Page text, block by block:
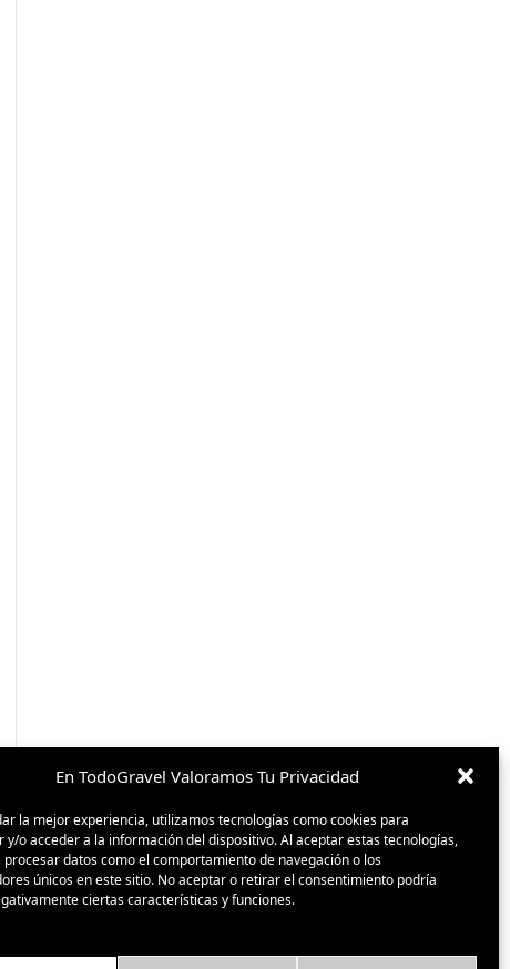
En TodoGravel Valoramos Tu Privacidad
la mejor experiencia, utilizamos tecnologías como cookies para
y/o acceder a la información del dispositivo. Al aceptar estas tecnologías,
procesar datos como el comportamiento de navegación o los
únicos en este sitio. No aceptar o retirar el consentimiento podría
ciertas características y funciones.